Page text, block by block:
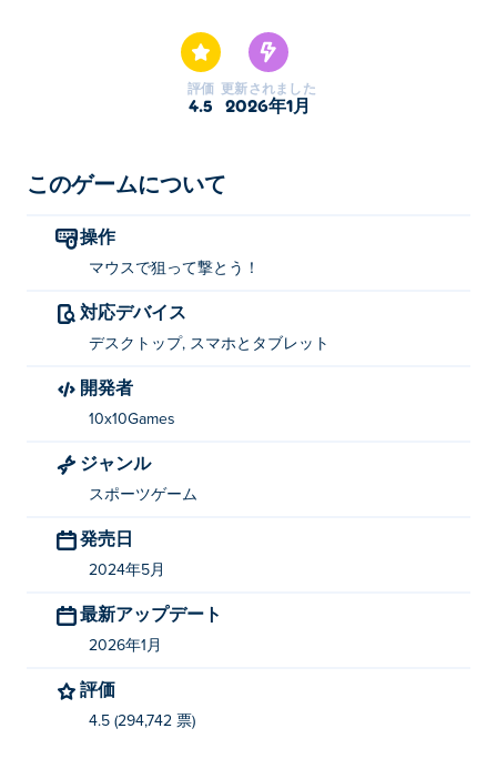
ールを決めるのはあなた次第です。ただし、言うのは簡
単ですが、実行するのは難しいです。レベルによって
は、他のプレイヤー、ゴールキーパー、動くターゲット
をすべて使う必要があります。得点できなかった？心配
も助けを求めることができます。Free Kick Screamers
のすべてのレベルをクリアできますか？
フリーキックスクリーマーの遊び方は？
マウスを使って狙いを定めて撃ちましょう！
Free Kick Screamers を作ったのは誰ですか?
した。他のゲームをプレイするには Poki (ポキ):
Swooshes、 footy-zag そして
Free Kick Screamers を無料でプレイするには
どうすればいいですか?
Poki では Free Kick Screamers を無料でプレイできま
Free Kick Screamers はモバイル デバイスとデ
スクトップでプレイできますか?
評価
4.5
更新されました
2026年1月
このゲームについて
操作
マウスで狙って撃とう！
対応デバイス
デスクトップ, スマホとタブレット
開発者
10x10Games
ジャンル
スポーツゲーム
発売日
2024年5月
最新アップデート
2026年1月
評価
4.5 (294,742 票)